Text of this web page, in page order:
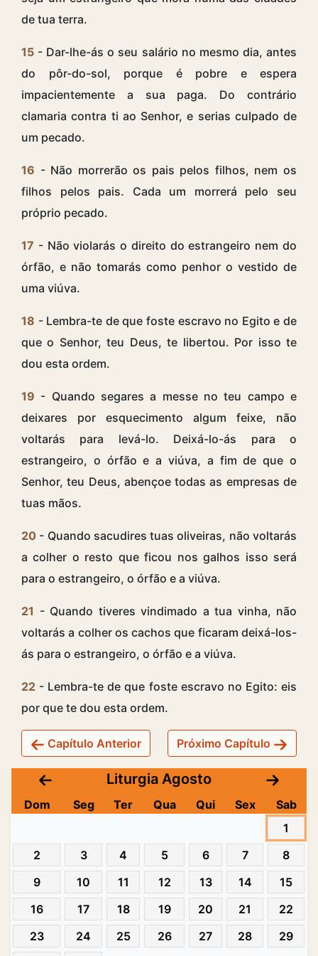
de tua terra.
15 - Dar-lhe-ás o seu salário no mesmo dia, antes
do pôr-do-sol, porque é pobre e espera
impacientemente a sua paga. Do contrário
clamaria contra ti ao Senhor, e serias culpado de
um pecado.
16 - Não morrerão os pais pelos filhos, nem os
filhos pelos pais. Cada um morrerá pelo seu
próprio pecado.
17 - Não violarás o direito do estrangeiro nem do
órfão, e não tomarás como penhor o vestido de
uma viúva.
18 - Lembra-te de que foste escravo no Egito e de
que o Senhor, teu Deus, te libertou. Por isso te
dou esta ordem.
19 - Quando segares a messe no teu campo e
deixares por esquecimento algum feixe, não
voltarás para levá-lo. Deixá-lo-ás para o
estrangeiro, o órfão e a viúva, a fim de que o
Senhor, teu Deus, abençoe todas as empresas de
tuas mãos.
20 - Quando sacudires tuas oliveiras, não voltarás
a colher o resto que ficou nos galhos isso será
para o estrangeiro, o órfão e a viúva.
21 - Quando tiveres vindimado a tua vinha, não
voltarás a colher os cachos que ficaram deixá-los-
ás para o estrangeiro, o órfão e a viúva.
22 - Lembra-te de que foste escravo no Egito: eis
por que te dou esta ordem.
Capítulo Anterior Próximo Capítulo
Liturgia Agosto
Dom Seg Ter Qua Qui Sex
Sab
1
2
3 4 5 6 7
8
9
10 11 12 13 14
15
16
17 18 19 20 21
22
23
24 25 26 27 28 29